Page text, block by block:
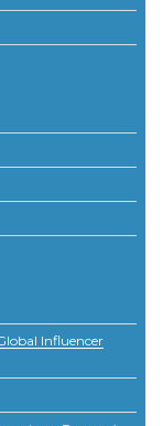
Influencer